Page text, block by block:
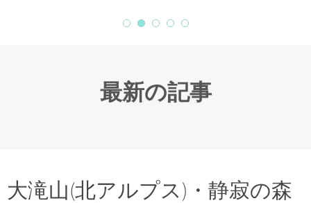
最新の記事
大滝山(北アルプス)・静寂の森